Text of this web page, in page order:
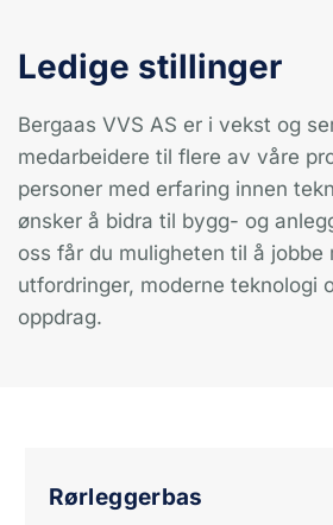
Ledige stillinger
Bergaas VVS AS er i vekst og
medarbeidere til flere av våre
personer med erfaring innen
ønsker å bidra til bygg- og
oss får du muligheten til å jobbe
utfordringer, moderne teknologi
oppdrag.
Rørleggerbas